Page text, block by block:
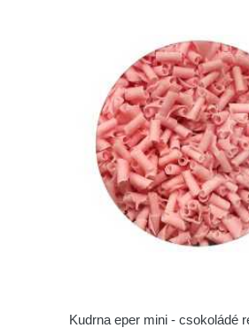
Kudrna eper mini - csokoládé